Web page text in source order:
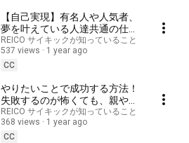
【自己実現】有名人や人気者、
夢を叶えている人達共通の仕組
み「挙手力」なりたい自分にな
れる超簡単なこと｜芸能界で成
功するコツ
REICO サイキックが知っていること
537 views
1 year ago
CC
やりたいことで成功する方法！
失敗するのが怖くても、親や家
族や上司に反対されても問題な
し！
REICO サイキックが知っていること
368 views
1 year ago
CC